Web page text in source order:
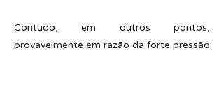
Contudo, em outros pontos,
provavelmente em razão da forte pressão